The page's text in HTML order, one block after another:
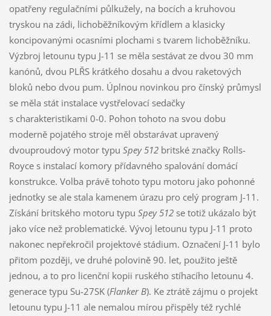
opatřeny regulačními půlkužely, na bocích a kruhovou
tryskou na zádi, lichoběžníkovým křídlem a klasicky
koncipovanými ocasními plochami s tvarem lichoběžníku.
Výzbroj letounu typu J-11 se měla sestávat ze dvou 30 mm
kanónů, dvou PLŘS krátkého dosahu a dvou raketových
bloků nebo dvou pum. Úplnou novinkou pro čínský průmysl
se měla stát instalace vystřelovací sedačky
s charakteristikami 0-0. Pohon tohoto na svou dobu
moderně pojatého stroje měl obstarávat upravený
dvouproudový motor typu Spey 512britské značky Rolls-
Royce s instalací komory přídavného spalování domácí
konstrukce. Volba právě tohoto typu motoru jako pohonné
jednotky se ale stala kamenem úrazu pro celý program J-11.
Získání britského motoru typu Spey 512se totiž ukázalo být
jako více než problematické. Vývoj letounu typu J-11 proto
nakonec nepřekročil projektové stádium. Označení J-11 bylo
přitom později, ve druhé polovině 90. let, použito ještě
jednou, a to pro licenční kopii ruského stíhacího letounu 4.
generace typu Su-27SK (Flanker B). Ke ztrátě zájmu o projekt
letounu typu J-11 ale nemalou mírou přispěly též rychlé